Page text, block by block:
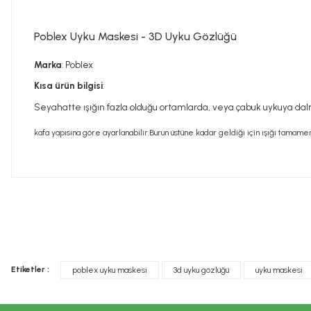
Poblex Uyku Maskesi - 3D Uyku Gözlüğü
Marka: Poblex
Kısa ürün bilgisi:
Seyahatte ışığın fazla olduğu ortamlarda, veya çabuk uykuya
kafa yapısına göre ayarlanabilir.Burun üstüne kadar geldiği için ışığı
Ürün açıklamasında eksik bilgiler bulunuyor.
İLAÇ DEĞİLDİR.
Etiketler : poblex uyku maskesi 3d uyku gözlüğü uyku maskesi